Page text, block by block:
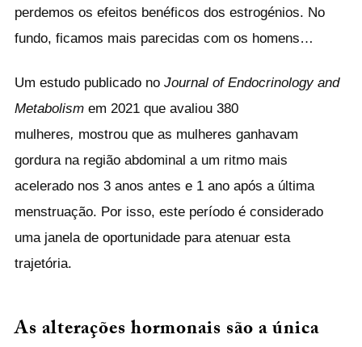
perdemos os efeitos benéficos dos estrogénios. No
fundo, ficamos mais parecidas com os homens…
Um estudo publicado noJournal of Endocrinology and
Metabolism em 2021 que avaliou 380
mulheres, mostrou que as mulheres ganhavam
gordura na região abdominal a um ritmo mais
acelerado nos 3 anos antes e 1 ano após a última
menstruação. Por isso, este período é considerado
uma janela de oportunidade para atenuar esta
trajetória.
As alterações hormonais são a única